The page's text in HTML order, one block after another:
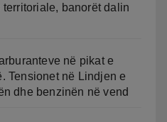
banorët dalin
në pikat e
Tensionet në Lindjen e
dhe benzinën në vend